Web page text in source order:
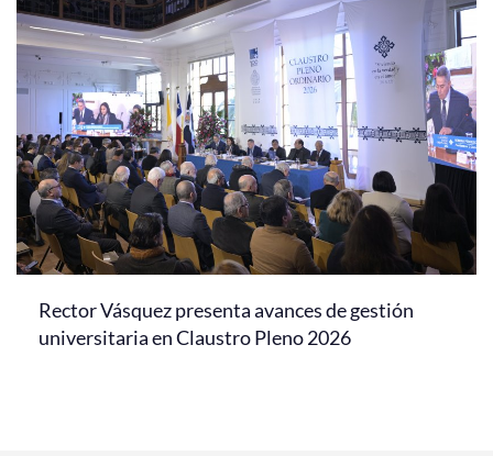
Rector Vásquez presenta avances de gestión
universitaria en Claustro Pleno 2026